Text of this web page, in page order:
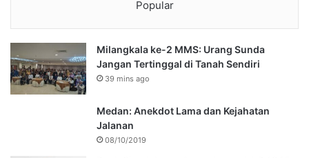
Popular
Milangkala ke-2 MMS: Urang Sunda
Jangan Tertinggal di Tanah Sendiri
39 mins ago
Medan: Anekdot Lama dan Kejahatan
Jalanan
08/10/2019